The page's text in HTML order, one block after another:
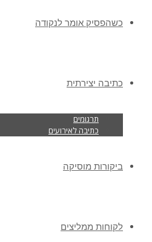
כשהפסיק אומר לנקודה
כתיבה יצירתית
תרגומים
כתיבה לאירועים
ביקורות מוסיקה
לקוחות ממליצים